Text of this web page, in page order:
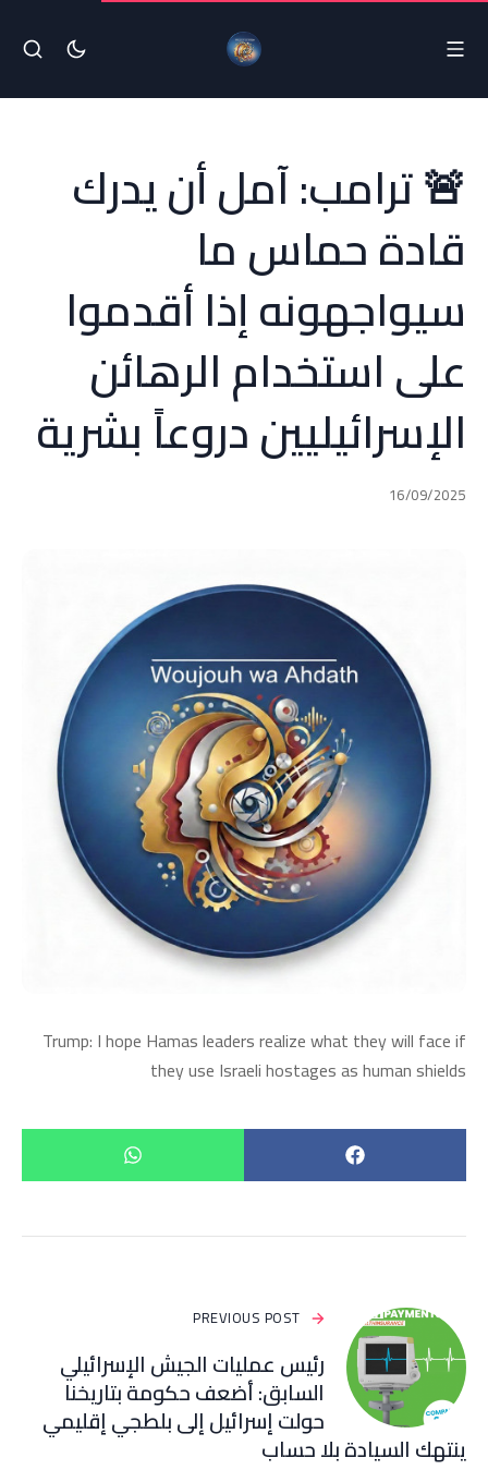
🚨 ترامب: آمل أن يدرك
قادة حماس ما
سيواجهونه إذا أقدموا
على استخدام الرهائن
الإسرائيليين دروعاً بشرية
16/09/2025
Trump: I hope Hamas leaders realize what they will face if
they use Israeli hostages as human shields
PREVIOUS POST
رئيس عمليات الجيش الإسرائيلي
السابق: أضعف حكومة بتاريخنا
حولت إسرائيل إلى بلطجي إقليمي
ينتهك السيادة بلا حساب